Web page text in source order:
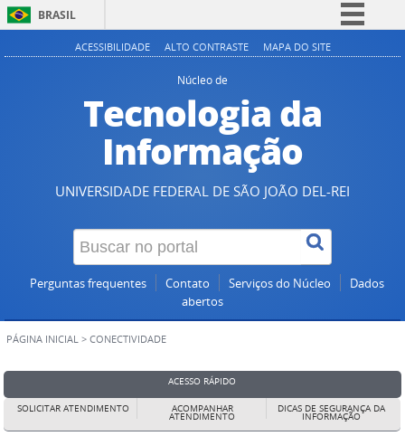
BRASIL
Simplifique!
Participe
Acesso à informação
Legislação
Canais
ACESSIBILIDADE ALTO CONTRASTE MAPA DO SITE
Núcleo de
Tecnologia da
Informação
UNIVERSIDADE FEDERAL DE SÃO JOÃO DEL-REI
Perguntas frequentes Contato Serviços do Núcleo
Dados
abertos
PÁGINA INICIAL > CONECTIVIDADE
ACESSO RÁPIDO
SOLICITAR ATENDIMENTO ACOMPANHAR
ATENDIMENTO
DICAS DE SEGURANÇA DA
INFORMAÇÃO